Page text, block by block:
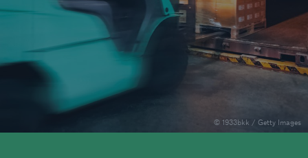
© 1933bkk / Getty Images
Our expert perspective for insurance